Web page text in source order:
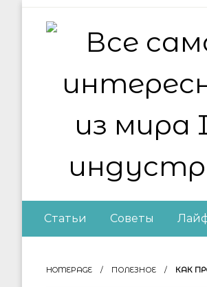
Skip
Все
Статьи Советы
HOMEPAGE ПОЛЕЗНОЕ КАК